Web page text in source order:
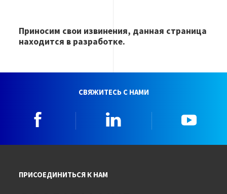
Приносим свои извинения, данная страница
находится в разработке.
СВЯЖИТЕСЬ С НАМИ
ПРИСОЕДИНИТЬСЯ К НАМ